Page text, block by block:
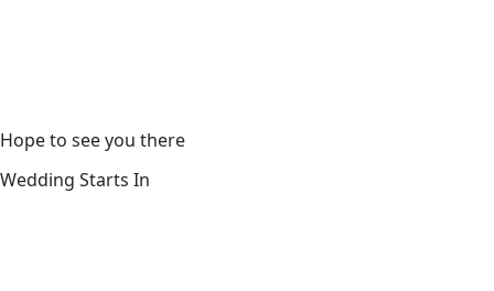
Hope to see you there
Wedding Starts In